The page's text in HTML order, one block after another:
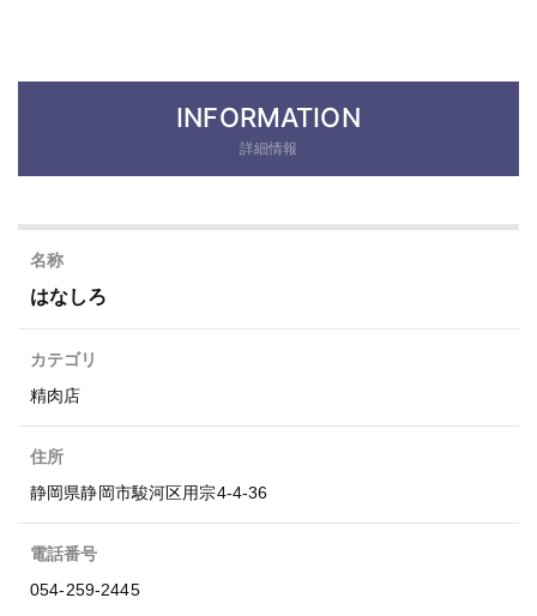
INFORMATION
詳細情報
名称
はなしろ
カテゴリ
精肉店
住所
静岡県静岡市駿河区用宗4-4-36
電話番号
054-259-2445